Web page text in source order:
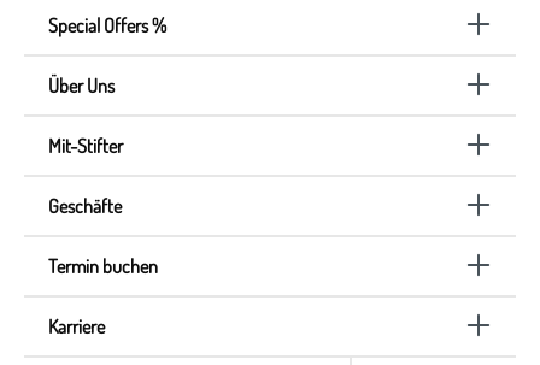
Special Offers %
Über Uns
Mit-Stifter
Geschäfte
Termin buchen
Karriere